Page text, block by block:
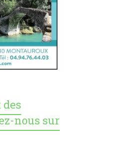
nous sur